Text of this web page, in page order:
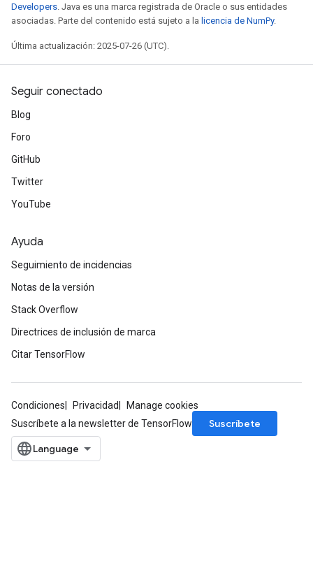
Developers. Java es una marca registrada de Oracle o sus entidades
asociadas. Parte del contenido está sujeto a la licencia de NumPy.
Última actualización: 2025-07-26 (UTC).
Seguir conectado
Blog
Foro
GitHub
Twitter
YouTube
Ayuda
Seguimiento de incidencias
Notas de la versión
Stack Overflow
Directrices de inclusión de marca
Citar TensorFlow
Condiciones Privacidad
Manage cookies
Suscríbete a la newsletter de TensorFlow
Suscríbete